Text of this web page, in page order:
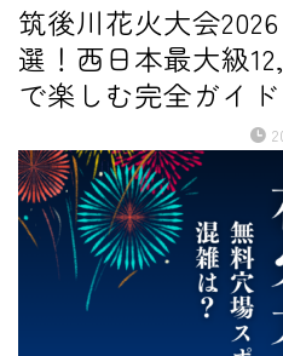
筑後川花火大会
選！西日本最大級
で楽しむ完全ガイド